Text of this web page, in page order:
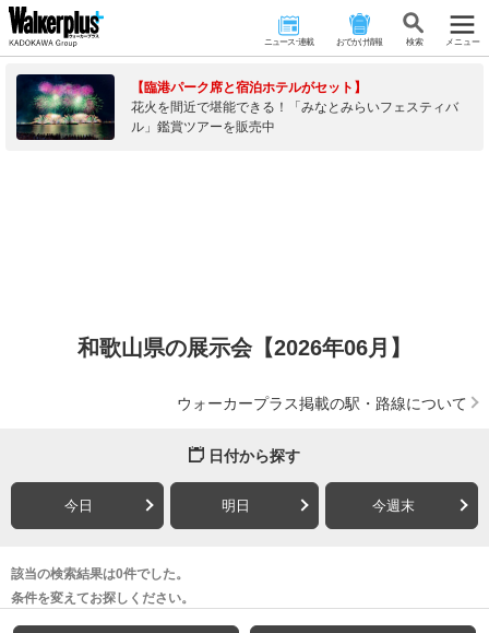
ニュース･連載 おでかけ情報 検 索 メニュー
【臨港パーク席と宿泊ホテルがセット】
花火を間近で堪能できる！「みなとみらいフェスティバ
ル」鑑賞ツアーを販売中
和歌山県の展示会【2026年06月】
ウォーカープラス掲載の駅・路線について
日付から探す
今日 明日 今週末
該当の検索結果は0件でした。
条件を変えてお探しください。